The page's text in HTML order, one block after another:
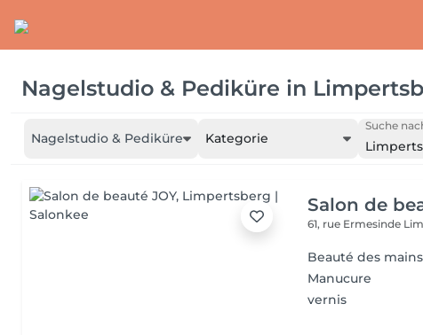
Nagelstudio & Pediküre in
Nagelstudio & Pediküre Kategorie
Suche
Salon de
61, rue Ermesinde
Beauté des mains
Manucure
vernis